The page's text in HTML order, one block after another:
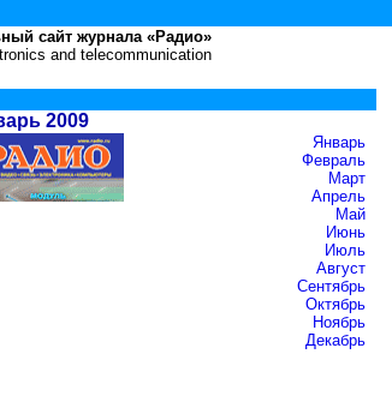
сайт журнала «Радио»
and telecommunication
2009
Январь
Февраль
Март
Апрель
Май
Июнь
Июль
Август
Сентябрь
Октябрь
Ноябрь
Декабрь